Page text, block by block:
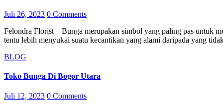
Juli 26, 2023 0 Comments
Felondra Florist – Bunga merupakan simbol yang paling pas untuk menggambarkan sebuah kecantikan yang alami dan semua orang
tentu lebih menyukai suatu kecantikan yang alami daripada yang
BLOG
Toko Bunga Di Bogor Utara
Juli 12, 2023 0 Comments